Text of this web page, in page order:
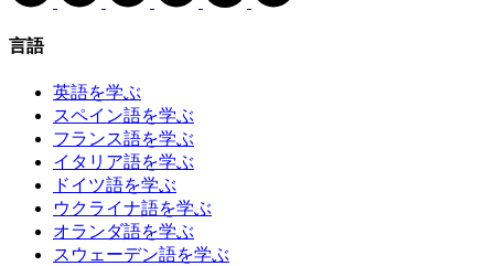
言語
英語を学ぶ
スペイン語を学ぶ
フランス語を学ぶ
イタリア語を学ぶ
ドイツ語を学ぶ
ウクライナ語を学ぶ
オランダ語を学ぶ
スウェーデン語を学ぶ